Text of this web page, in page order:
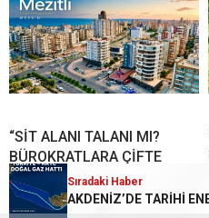
Sıradaki Haber
“SİT ALANI TALANI MI?
BÜROKRATLARA ÇİFTE
STANDART MI?”
Sıradaki Haber